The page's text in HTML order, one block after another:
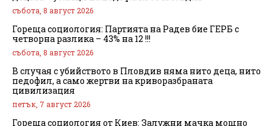
събота, 8 август 2026
Гореща социология: Партията на Радев бие ГЕРБ с
четворна разлика – 43% на 12 !!!
събота, 8 август 2026
В случая с убийството в Пловдив няма нито деца, нито
педофил, а само жертви на криворазбраната
цивилизация
петък, 7 август 2026
Гореща социология от Киев: Залужни мачка мощно